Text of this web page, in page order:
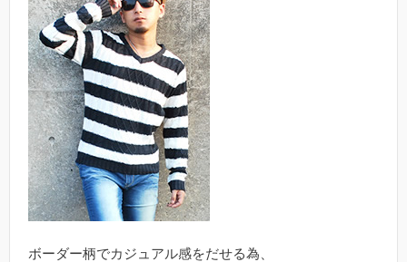
ボーダー柄でカジュアル感をだせる為、